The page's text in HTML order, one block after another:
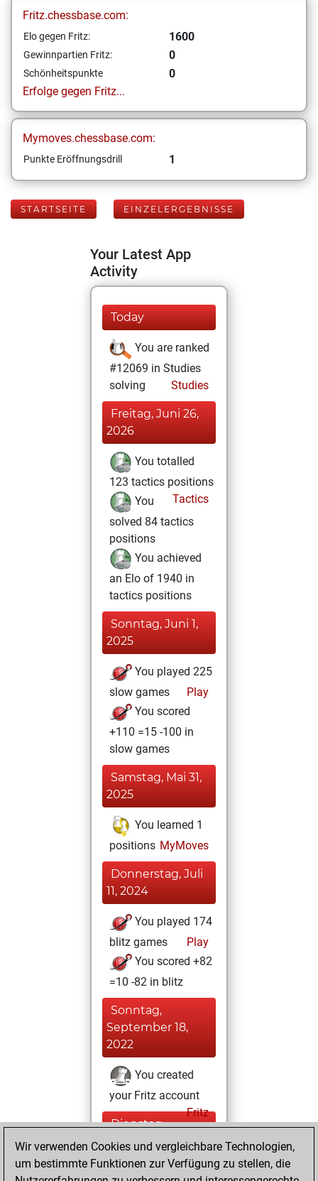
Fritz.chessbase.com:
Elo gegen Fritz: 1600
Gewinnpartien Fritz: 0
Schönheitspunkte
0
Erfolge gegen Fritz...
Mymoves.chessbase.com:
Punkte Eröffnungsdrill 1
STARTSEITE EINZELERGEBNISSE
Your Latest App
Activity
Today
You are ranked
#12069 in Studies
solving
Studies
Freitag, Juni 26,
2026
You totalled
123 tactics positions
Tactics
You
solved 84 tactics
positions
You achieved
an Elo of 1940 in
tactics positions
Sonntag, Juni 1,
2025
You played 225
slow games
Play
You scored
+110 =15 -100 in
slow games
Samstag, Mai 31,
2025
You learned 1
positions MyMoves
Donnerstag, Juli
11, 2024
You played 174
blitz games
Play
You scored +82
=10 -82 in blitz
Sonntag,
September 18,
2022
You created
your Fritz account
Fritz
Dienstag,
Mai 17, 2022
You created
Wir verwenden Cookies und vergleichbare Technologien,
um bestimmte Funktionen zur Verfügung zu stellen, die